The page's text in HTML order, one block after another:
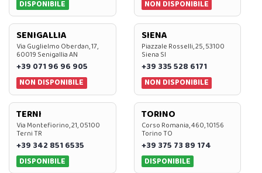
DISPONIBILE NON DISPONIBILE
SENIGALLIA
Via Guglielmo Oberdan, 17,
60019 Senigallia AN
+39 071 96 96 905
NON DISPONIBILE
SIENA
Piazzale Rosselli, 25, 53100
Siena SI
+39 335 528 6171
NON DISPONIBILE
TERNI
Via Montefiorino, 21, 05100
Terni TR
+39 342 851 6535
DISPONIBILE
TORINO
Corso Romania, 460, 10156
Torino TO
+39 375 73 89 174
DISPONIBILE